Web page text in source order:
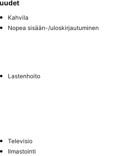
Kahvila
Nopea sisään-/uloskirjautuminen
Lastenhoito
Televisio
Ilmastointi